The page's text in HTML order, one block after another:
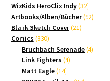
Produkte
WizKids HeroClix Indy 3232
Produkte
Artbooks/Alben/Bücher 9292
Blank Sketch Cover 2121
Comics 330330
Produkte
Bruchbach Serenade 44
Link Fighters 44
Matt Eagle 1414